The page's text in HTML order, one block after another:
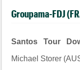
Groupama-FDJ
Santos Tour
Michael Storer